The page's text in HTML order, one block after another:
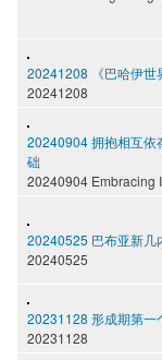
20241208 《巴哈伊世
20241208
20240904 拥抱相互依
础
20240904 Embracing
20240525 巴布亚新几
20240525
20231128 形成期第一
20231128